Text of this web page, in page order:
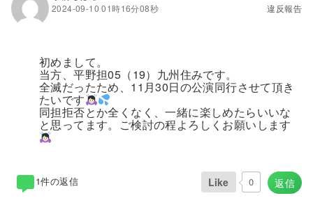
2024-09-10 01時16分08秒 違反報告
初めまして。
当方、平野担05（19）九州住みです。
全滅だったため、11月30日の公演同行させて頂き
たいです
同担拒否とか全くなく、一緒に楽しめたらいいな
と思ってます。ご検討の程よろしくお願いします
返信
Like 0
1件の返信